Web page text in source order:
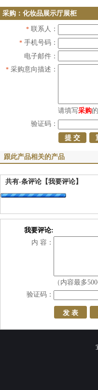
采购：化妆品展示厅展柜
* 联系人：
* 手机号码：
电子邮件：
* 采购意向描述：
请填写采购
验证码：
跟此产品相关的产品
共有-条评论 【我要评论】
我要评论:
内 容：
（内容最多
验证码：